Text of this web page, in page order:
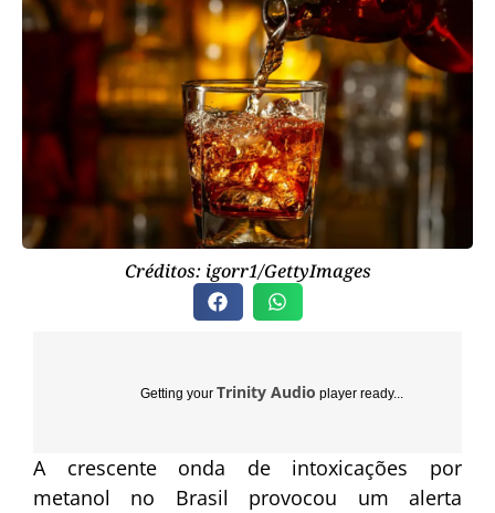
Créditos: igorr1/GettyImages
Getting your Trinity Audio player ready...
A crescente onda de intoxicações por
metanol no Brasil provocou um alerta